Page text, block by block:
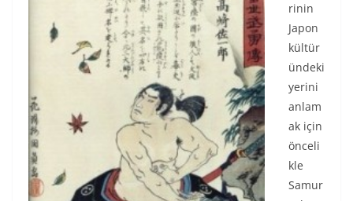
rinin
Japon
kültür
ündeki
yerini
anlam
ak için
önceli
kle
Samur